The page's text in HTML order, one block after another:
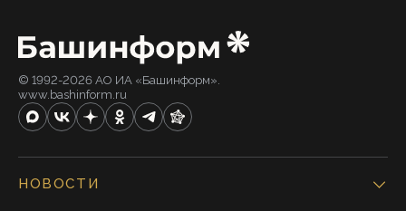
© 1992-2026 АО ИА «Башинформ».
www.bashinform.ru
НОВОСТИ